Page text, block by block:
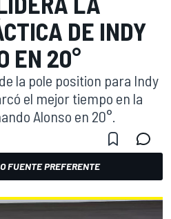
DE INDY
EN 20°
la pole position para Indy
el mejor tiempo en la
Alonso en 20°.
FUENTE PREFERENTE